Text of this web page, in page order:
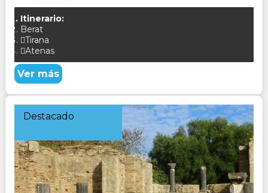
Itinerario:
Berat
Tirana
Atenas
Ver más
Destacado